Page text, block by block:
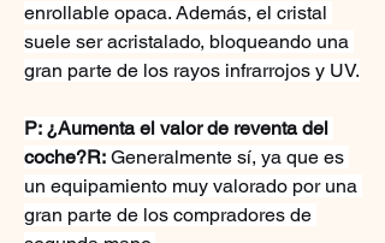
enrollable opaca. Además, el cristal
suele ser acristalado, bloqueando una
gran parte de los rayos infrarrojos y UV.
P: ¿Aumenta el valor de reventa del
coche?R: Generalmente sí, ya que es
un equipamiento muy valorado por una
gran parte de los compradores de